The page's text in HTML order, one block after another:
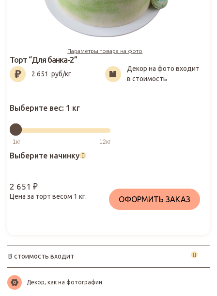
Параметры товара на фото
2 651₽
Торт “Для банка-2”
2 651 руб/кг
Декор на фото входит
в стоимость
Выберите вес: 1 кг
Выберите начинку
2 651 ₽
Цена за торт весом 1 кг. ОФОРМИТЬ ЗАКАЗ
В стоимость входит
Декор, как на фотографии